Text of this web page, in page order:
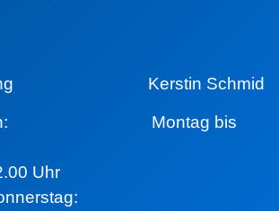
Kerstin Schmid
Montag bis
Uhr